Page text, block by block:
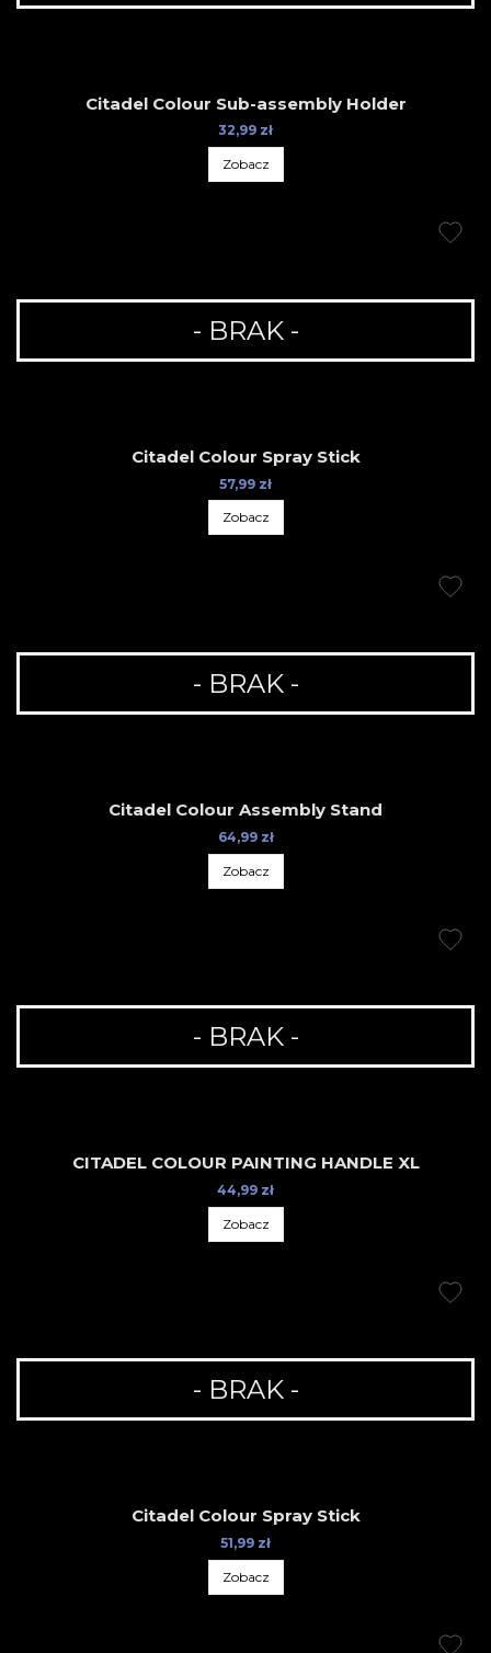
Citadel Colour Sub-assembly Holder
32,99 zł
Zobacz
- BRAK -
Citadel Colour Spray Stick
57,99 zł
Zobacz
- BRAK -
Citadel Colour Assembly Stand
64,99 zł
Zobacz
- BRAK -
CITADEL COLOUR PAINTING HANDLE XL
44,99 zł
Zobacz
- BRAK -
Citadel Colour Spray Stick
51,99 zł
Zobacz